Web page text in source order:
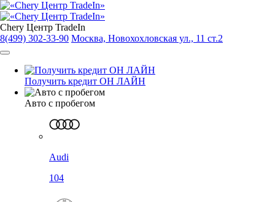
Chery Центр TradeIn
8(499) 302-33-90 Москва, Новохохловская ул., 11 ст.2
Получить кредит ОН ЛАЙН
Авто с пробегом
Audi
104